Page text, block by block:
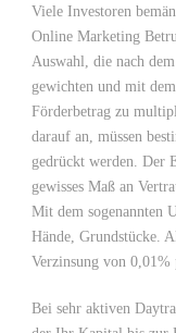
Viele Investoren
Online Marketing
Auswahl, die nach
gewichten und mit
Förderbetrag zu
darauf an, müssen
gedrückt werden. Der
gewisses Maß an
Mit dem sogenannten
Hände, Grundstücke.
Verzinsung von 0,01%
Bei sehr aktiven